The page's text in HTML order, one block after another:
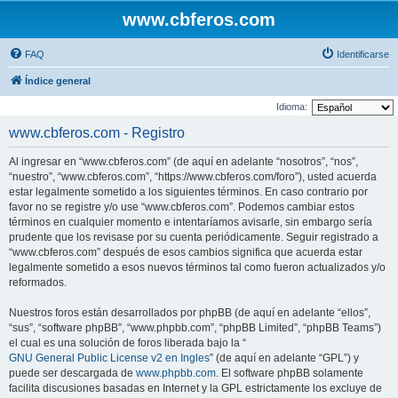
www.cbferos.com
FAQ Identificarse
Índice general
Idioma:
www.cbferos.com - Registro
Al ingresar en “www.cbferos.com” (de aquí en adelante “nosotros”, “nos”,
“nuestro”, “www.cbferos.com”, “https://www.cbferos.com/foro”), usted acuerda
estar legalmente sometido a los siguientes términos. En caso contrario por
favor no se registre y/o use “www.cbferos.com”. Podemos cambiar estos
términos en cualquier momento e intentaríamos avisarle, sin embargo sería
prudente que los revisase por su cuenta periódicamente. Seguir registrado a
“www.cbferos.com” después de esos cambios significa que acuerda estar
legalmente sometido a esos nuevos términos tal como fueron actualizados y/o
reformados.
Nuestros foros están desarrollados por phpBB (de aquí en adelante “ellos”,
“sus”, “software phpBB”, “www.phpbb.com”, “phpBB Limited”, “phpBB Teams”)
el cual es una solución de foros liberada bajo la “
GNU General Public License v2 en Ingles” (de aquí en adelante “GPL”) y
puede ser descargada de www.phpbb.com. El software phpBB solamente
facilita discusiones basadas en Internet y la GPL estrictamente los excluye de